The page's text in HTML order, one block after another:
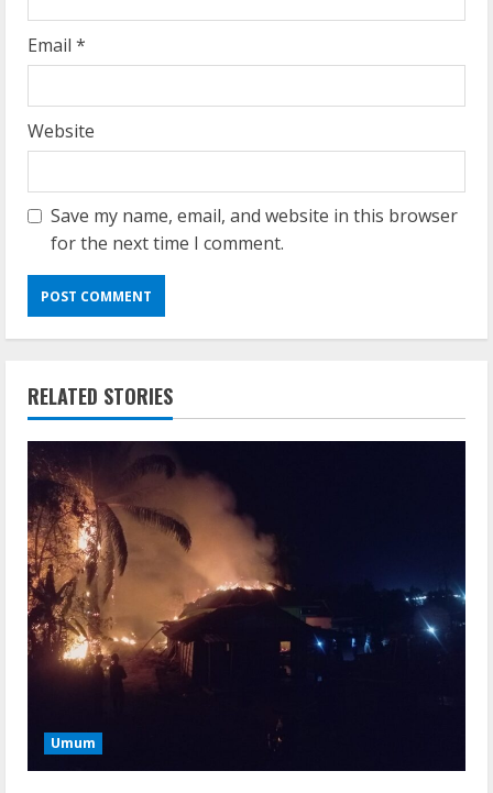
Email *
Website
Save my name, email, and website in this browser
for the next time I comment.
RELATED STORIES
Umum